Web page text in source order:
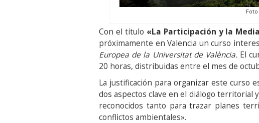
Con el título «La Participación y la
próximamente en Valencia un curso
Europea de la Universitat de València. El
20 horas, distribuidas entre el mes de
La justificación para organizar este curso
dos aspectos clave en el diálogo territorial
reconocidos tanto para trazar planes
conflictos ambientales».